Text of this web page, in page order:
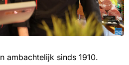
ambachtelijk sinds 1910.